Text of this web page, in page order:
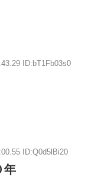
ID:bT1Fb03s0
ID:Q0d5lBi20
年